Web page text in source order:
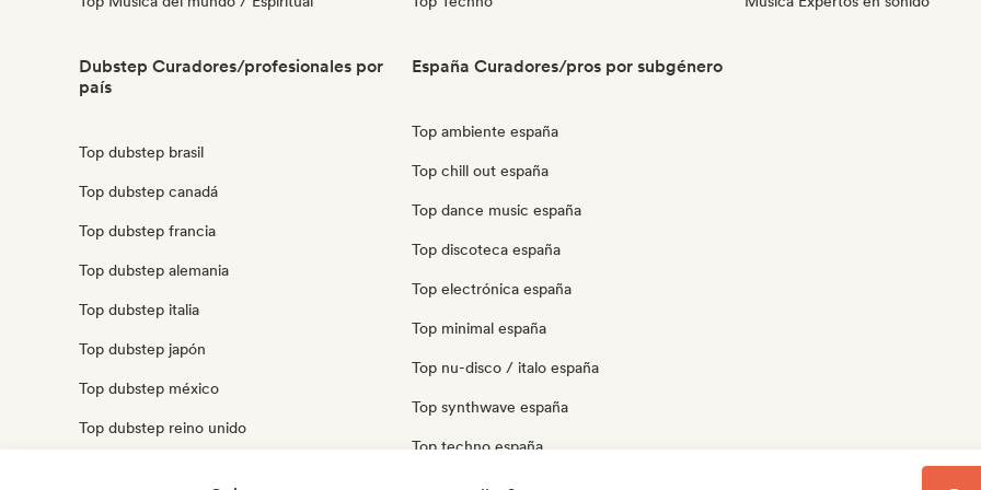
Dubstep Curadores/profesionales por
país
Top dubstep brasil
Top dubstep canadá
Top dubstep francia
Top dubstep alemania
Top dubstep italia
Top dubstep japón
Top dubstep méxico
Top dubstep reino unido
España Curadores/pros por subgénero
Top ambiente españa
Top chill out españa
Top dance music españa
Top discoteca españa
Top electrónica españa
Top minimal españa
Top nu-disco / italo españa
Top synthwave españa
Top techno españa
Top trip hop españa